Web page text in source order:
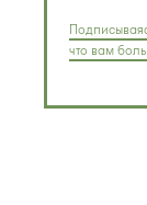
что вам